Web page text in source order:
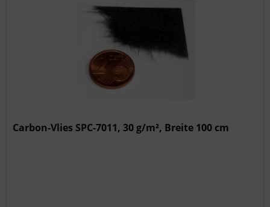
Carbon-Vlies SPC-7011, 30 g/m², Breite 100 cm